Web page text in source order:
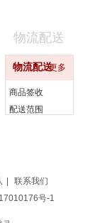
物流配送更多
商品签收
配送范围
物流配送
联系我们
号-1